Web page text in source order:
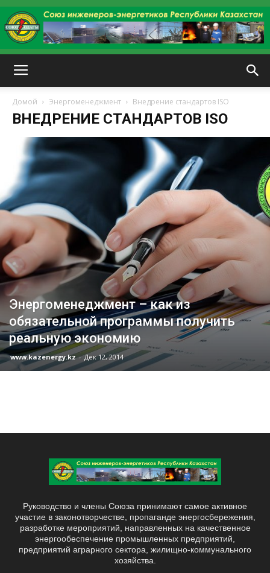
Домой Энергоменеджмент Внедрение стандартов ISO
ВНЕДРЕНИЕ СТАНДАРТОВ ISO
Энергоменеджмент – как из
обязательной программы получить
реальную экономию
www.kazenergy.kz - Дек 12, 2014
Руководство и члены Союза принимают самое активное
участие в законотворчестве, пропаганде энергосбережения,
разработке мероприятий, направленных на качественное
энергообеспечение промышленных предприятий,
предприятий аграрного сектора, жилищно-коммунального
хозяйства.